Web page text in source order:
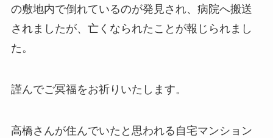
の敷地内で倒れているのが発見され、病院へ搬送
されましたが、亡くなられたことが報じられまし
た。
謹んでご冥福をお祈りいたします。
高橋さんが住んでいたと思われる自宅マンション